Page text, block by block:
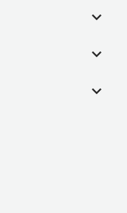


